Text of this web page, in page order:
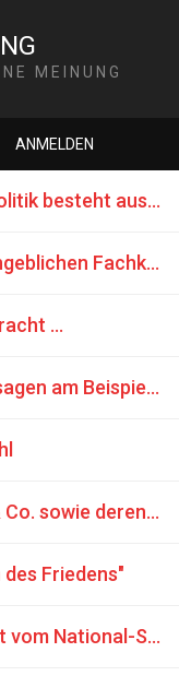
MEINUNG
ANMELDEN
Christian Kern: "95 Prozent der Politik besteht aus Inszenierung"
Politiker und die Lüge über den angeblichen Fachkräftemangel
...
Erkenntnisse über das Staatsversagen am Beispiel Deutschlands
Zensur auf Facebook, YouTube & Co. sowie deren Auswirkungen
Friedens"
Der Islam unterscheidet sich nicht vom National-Sozialismus